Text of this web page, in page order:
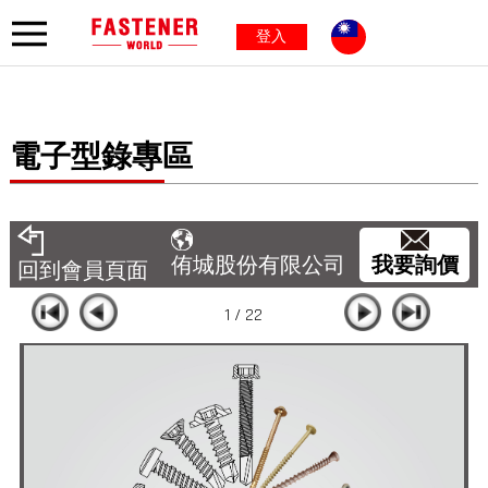
登入
電子型錄專區
回到會員頁面 侑城股份有限公司 我要詢價
1 / 22